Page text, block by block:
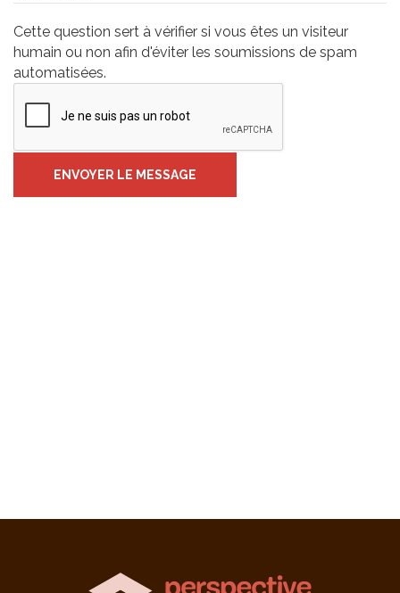
Cette question sert à vérifier si vous êtes un visiteur
humain ou non afin d'éviter les soumissions de spam
automatisées.